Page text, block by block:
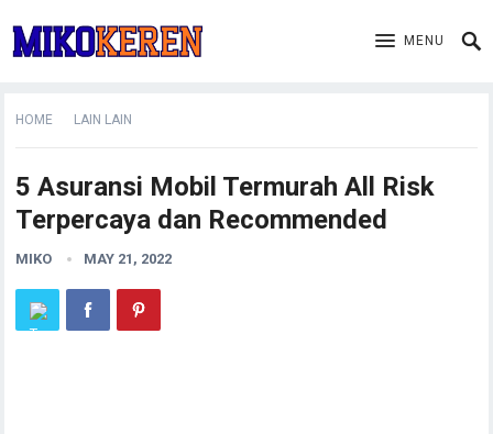
MENU
HOME LAIN LAIN
5 Asuransi Mobil Termurah All Risk
Terpercaya dan Recommended
MIKO MAY 21, 2022